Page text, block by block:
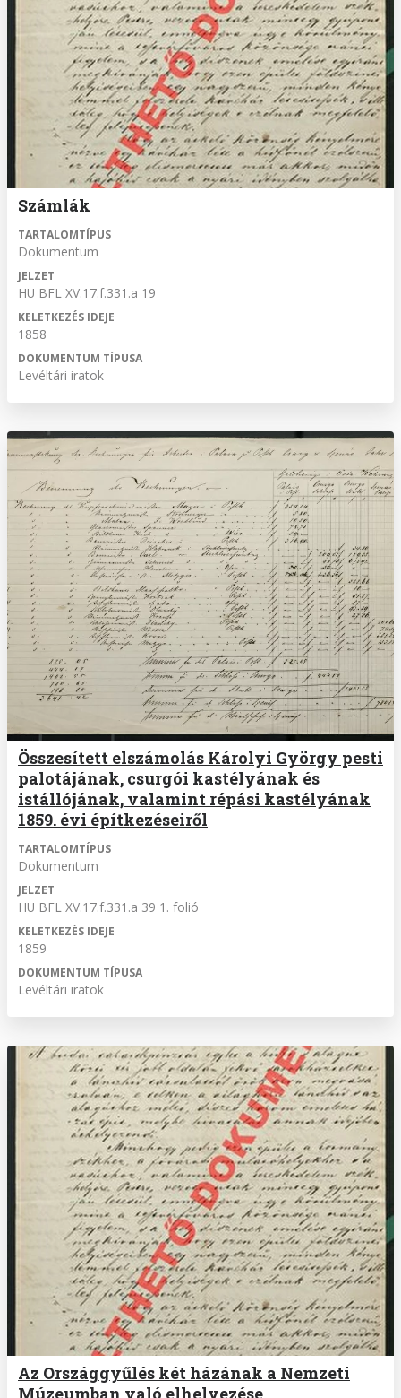
Számlák
TARTALOMTÍPUS
Dokumentum
JELZET
HU BFL XV.17.f.331.a 19
KELETKEZÉS IDEJE
1858
DOKUMENTUM TÍPUSA
Levéltári iratok
Összesített elszámolás Károlyi György pesti
palotájának, csurgói kastélyának és
istállójának, valamint répási kastélyának
1859. évi építkezéseiről
TARTALOMTÍPUS
Dokumentum
JELZET
HU BFL XV.17.f.331.a 39 1. folió
KELETKEZÉS IDEJE
1859
DOKUMENTUM TÍPUSA
Levéltári iratok
Az Országgyűlés két házának a Nemzeti
Múzeumban való elhelyezése,